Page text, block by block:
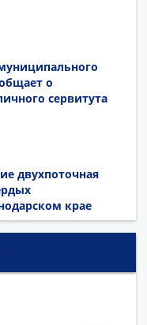
о
сервитута
двухпоточная
крае